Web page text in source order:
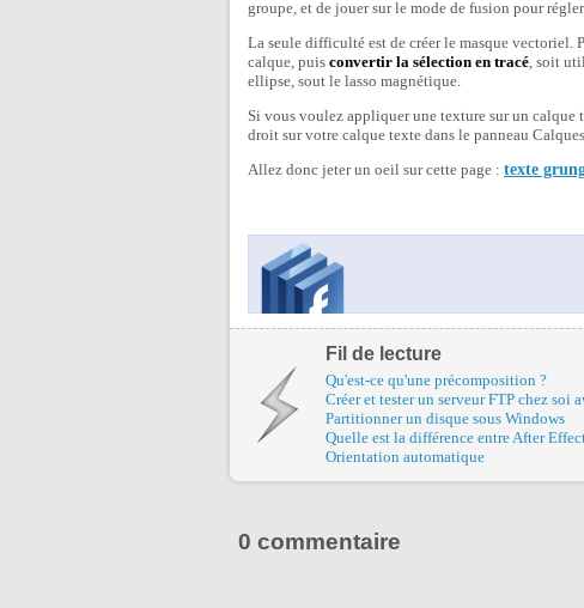
groupe, et de jouer sur le mode de fusion pour
La seule difficulté est de créer le masque vectoriel.
calque, puis convertir la sélection en tracé, soit
ellipse, sout le lasso magnétique.
Si vous voulez appliquer une texture sur un
droit sur votre calque texte dans le panneau
Allez donc jeter un oeil sur cette page : texte
Fil de lecture
Qu'est-ce qu'une précomposition ?
Créer et tester un serveur FTP chez soi
Partitionner un disque sous Windows
Quelle est la différence entre After
Orientation automatique
0 commentaire